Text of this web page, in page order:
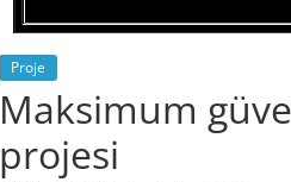
Proje
Maksimum
projesi